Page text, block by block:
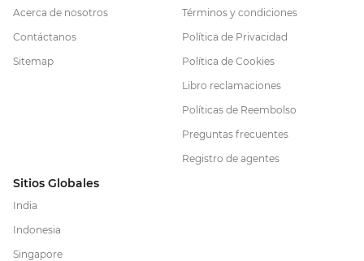
Acerca de nosotros
Contáctanos
Sitemap
Términos y condiciones
Política de Privacidad
Política de Cookies
Libro reclamaciones
Políticas de Reembolso
Preguntas frecuentes
Registro de agentes
Sitios Globales
India
Indonesia
Singapore